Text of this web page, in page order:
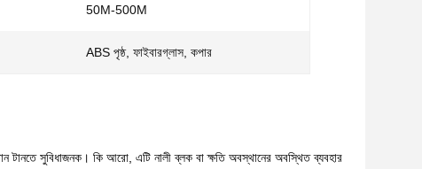
50M-500M
ABS পৃষ্ঠ, ফাইবারগ্লাস, কপার
টানতে সুবিধাজনক। কি আরো, এটি নালী ব্লক বা ক্ষতি অবস্থানের অবস্থিত ব্যবহার